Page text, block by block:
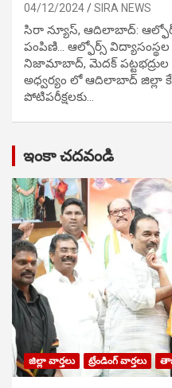
04/12/2024 SIRA NEWS
సిరా న్యూస్, ఆదిలాబాద్:
పంపిణి… ఆల్ఫోర్స్
నిజామాబాద్, మెదక్ పట్టభద్రుల
అధ్వర్యం లో ఆదిలాబాద్ జిల్లా
పోటిప‌రీక్ష‌ల‌కు…
ఇంకా చదవండి
జిల్లా వార్తలు ట్రేండింగ్ వార్తలు